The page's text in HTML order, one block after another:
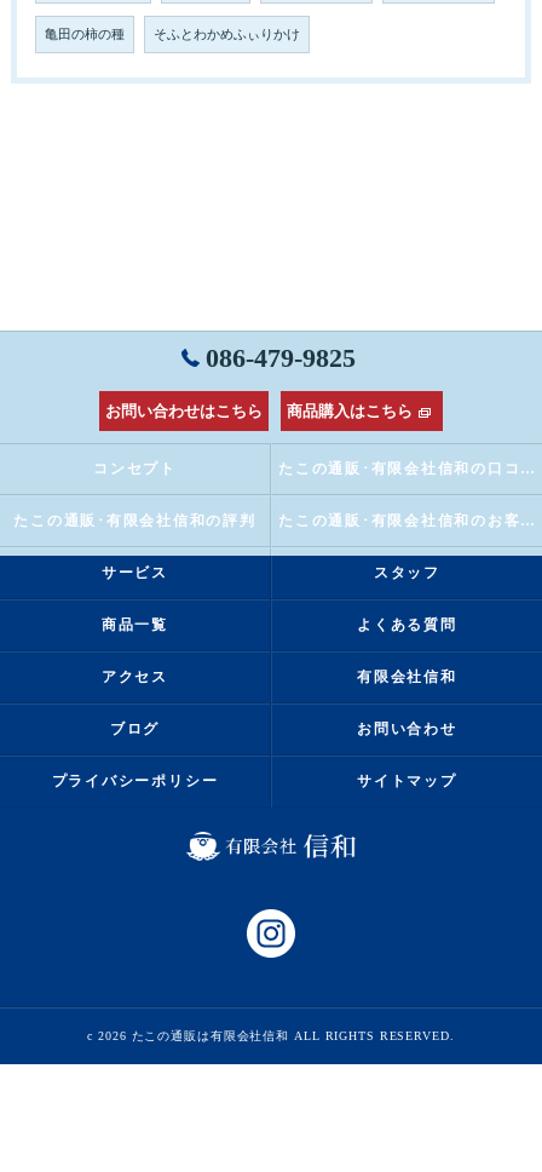
亀田の柿の種 そふとわかめふぃりかけ
086-479-9825
お問い合わせはこちら 商品購入はこちら
コンセプト たこの通販･有限会社信和の口コミ情報
たこの通販･有限会社信和の評判 たこの通販･有限会社信和のお客様の声
サービス スタッフ
商品一覧 よくある質問
アクセス 有限会社信和
ブログ お問い合わせ
プライバシーポリシー サイトマップ
c 2026 たこの通販は有限会社信和 ALL RIGHTS RESERVED.